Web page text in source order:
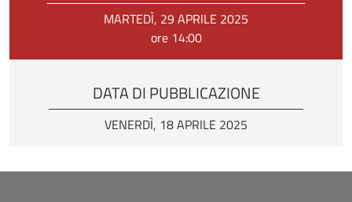
MARTEDÌ, 29 APRILE 2025
ore 14:00
DATA DI PUBBLICAZIONE
VENERDÌ, 18 APRILE 2025